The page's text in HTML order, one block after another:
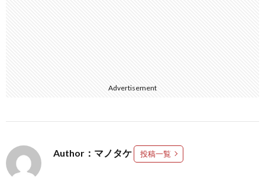
Advertisement
Author：マノタケ 投稿一覧